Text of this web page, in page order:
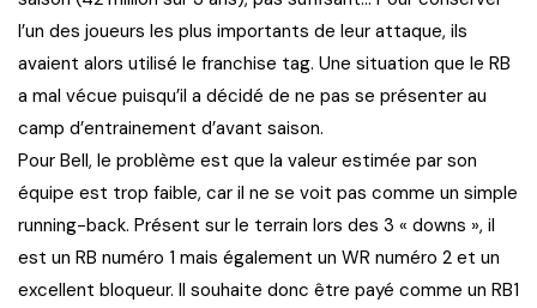
l’un des joueurs les plus importants de leur attaque, ils
avaient alors utilisé le franchise tag. Une situation que le RB
a mal vécue puisqu’il a décidé de ne pas se présenter au
camp d’entrainement d’avant saison.
Pour Bell, le problème est que la valeur estimée par son
équipe est trop faible, car il ne se voit pas comme un simple
running-back. Présent sur le terrain lors des 3 « downs », il
est un RB numéro 1 mais également un WR numéro 2 et un
excellent bloqueur. Il souhaite donc être payé comme un RB1